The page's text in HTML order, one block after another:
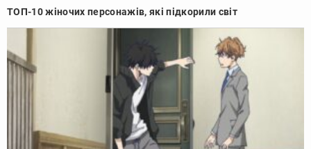
ТОП-10 жіночих персонажів, які підкорили світ